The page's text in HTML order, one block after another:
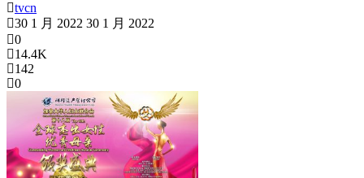
tvcn
30 1 月 2022 30 1 月 2022
0
14.4K
142
0